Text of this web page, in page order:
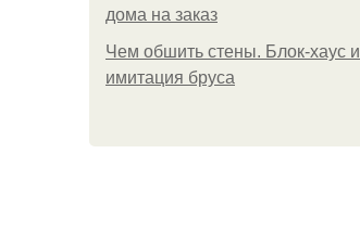
дома на заказ
Чем обшить стены. Блок-хаус и
имитация бруса